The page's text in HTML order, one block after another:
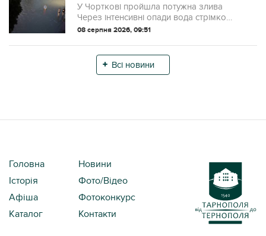
У Чорткові пройшла потужна злива
Через інтенсивні опади вода стрімко
заповнила вулиці міста, місцями
08 серпня 2026, 09:51
Всі новини
Головна
Новини
Історія
Фото/Відео
Афіша
Фотоконкурс
Каталог
Контакти